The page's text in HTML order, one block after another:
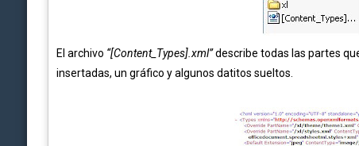
El archivo “[Content_Types].xml”describe todas las partes
insertadas, un gráfico y algunos datitos sueltos.